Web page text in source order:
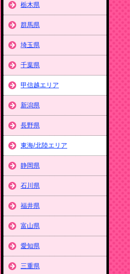
栃木県
群馬県
埼玉県
千葉県
甲信越エリア
新潟県
長野県
東海/北陸エリア
静岡県
石川県
福井県
富山県
愛知県
三重県